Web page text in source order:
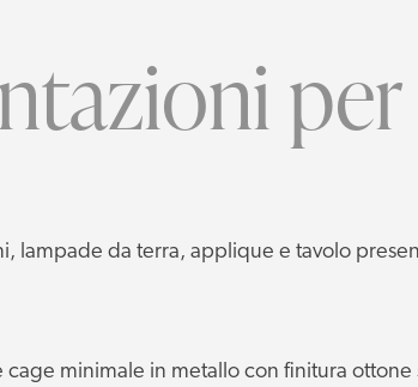
lampade da terra, applique e tavolo
minimale in metallo con finitura